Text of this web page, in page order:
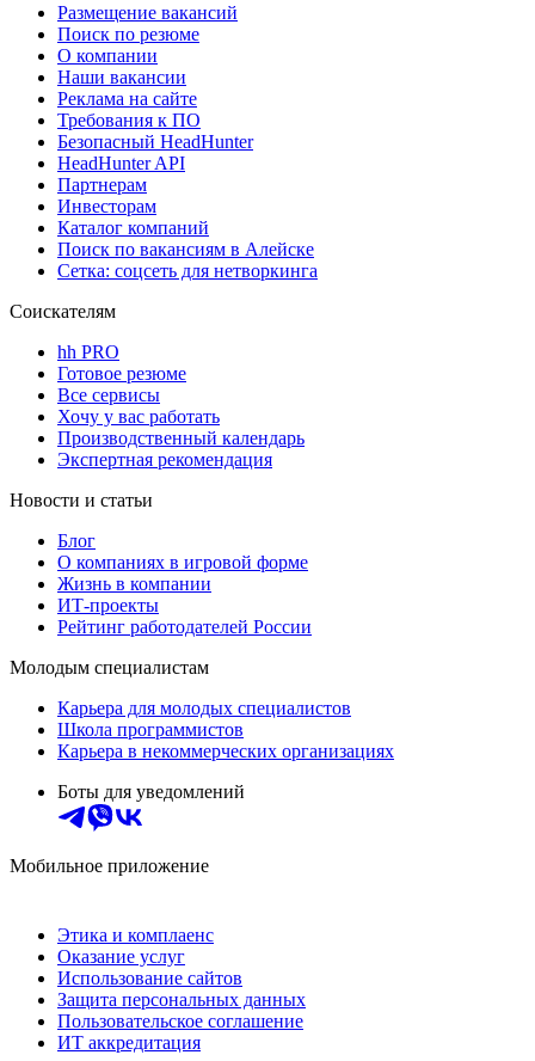
Размещение вакансий
Поиск по резюме
О компании
Наши вакансии
Реклама на сайте
Требования к ПО
Безопасный HeadHunter
HeadHunter API
Партнерам
Инвесторам
Каталог компаний
Поиск по вакансиям в Алейске
Сетка: соцсеть для нетворкинга
Соискателям
hh PRO
Готовое резюме
Все сервисы
Хочу у вас работать
Производственный календарь
Экспертная рекомендация
Новости и статьи
Блог
О компаниях в игровой форме
Жизнь в компании
ИТ-проекты
Рейтинг работодателей России
Молодым специалистам
Карьера для молодых специалистов
Школа программистов
Карьера в некоммерческих организациях
Боты для уведомлений
Мобильное приложение
Этика и комплаенс
Оказание услуг
Использование сайтов
Защита персональных данных
Пользовательское соглашение
ИТ аккредитация